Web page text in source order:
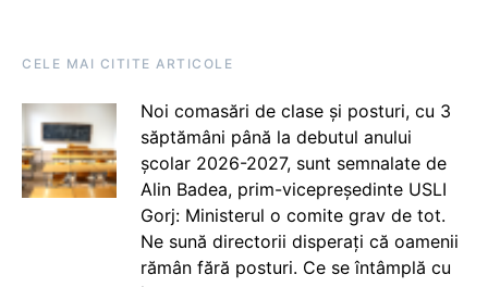
CELE MAI CITITE ARTICOLE
Noi comasări de clase și posturi, cu 3
săptămâni până la debutul anului
școlar 2026-2027, sunt semnalate de
Alin Badea, prim-vicepreședinte USLI
Gorj: Ministerul o comite grav de tot.
Ne sună directorii disperați că oamenii
rămân fără posturi. Ce se întâmplă cu